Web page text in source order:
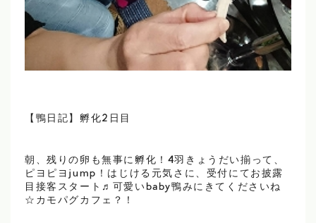
【鴨日記】孵化2日目
朝、残りの卵も無事に孵化！4羽きょうだい揃って、
ピヨピヨjump！はじける元気さに、受付にてお披露
目接客スタート♬可愛いbaby鴨みにきてくださいね
☆カモパグカフェ？！